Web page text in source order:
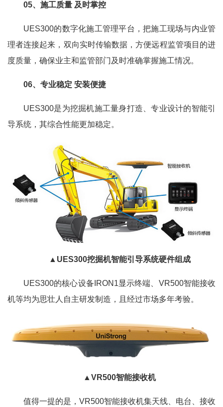
05、施工质量 及时掌控
UES300的数字化施工管理平台，把施工现场与内业管
理者连接起来，双向实时传输数据，方便远程监管项目的进
度质量，确保业主和监管部门及时准确掌握施工情况。
06、专业稳定 安装便捷
UES300是为挖掘机施工量身打造、专业设计的智能引
导系统，其综合性能更加稳定。
▲UES300挖掘机智能引导系统硬件组成
UES300的核心设备IRON1显示终端、VR500智能接收
机等均为思壮人自主研发制造，且经过市场多年考验。
▲VR500智能接收机
值得一提的是，VR500智能接收机集天线、电台、接收